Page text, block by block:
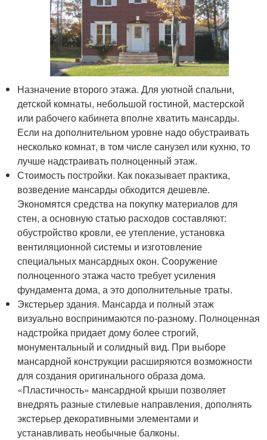
Назначение второго этажа. Для уютной спальни,
детской комнаты, небольшой гостиной, мастерской
или рабочего кабинета вполне хватить мансарды.
Если на дополнительном уровне надо обустраивать
несколько комнат, в том числе санузел или кухню, то
лучше надстраивать полноценный этаж.
Стоимость постройки. Как показывает практика,
возведение мансарды обходится дешевле.
Экономятся средства на покупку материалов для
стен, а основную статью расходов составляют:
обустройство кровли, ее утепление, установка
вентиляционной системы и изготовление
специальных мансардных окон. Сооружение
полноценного этажа часто требует усиления
фундамента дома, а это дополнительные траты.
Экстерьер здания. Мансарда и полный этаж
визуально воспринимаются по-разному. Полноценная
надстройка придает дому более строгий,
монументальный и солидный вид. При выборе
мансардной конструкции расширяются возможности
для создания оригинального образа дома.
«Пластичность» мансардной крыши позволяет
внедрять разные стилевые направления, дополнять
экстерьер декоративными элементами и
устанавливать необычные балконы.